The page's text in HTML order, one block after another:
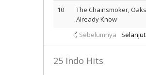
10
The Chainsmoker,
Already Know
Sebelumnya
25 Indo Hits